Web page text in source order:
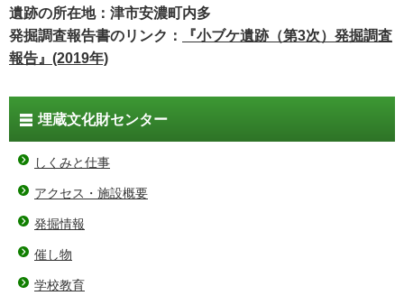
遺跡の所在地：津市安濃町内多
発掘調査報告書のリンク：
『小ブケ遺跡（第3次）発掘調査
報告』(2019年)
埋蔵文化財センター
しくみと仕事
アクセス・施設概要
発掘情報
催し物
学校教育